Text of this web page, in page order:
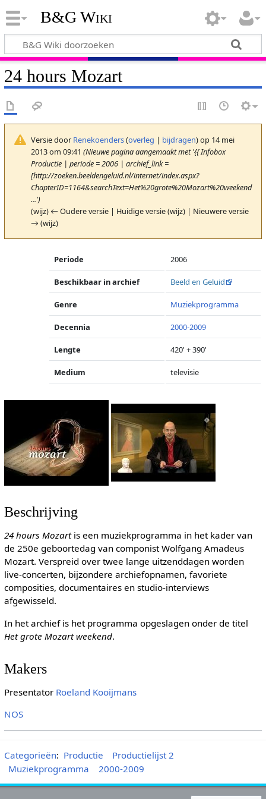
B&G Wiki
24 hours Mozart
Versie door Renekoenders(overleg | bijdragen)op 14 mei
2013 om 09:41 (Nieuwe pagina aangemaakt met '{{ Infobox
Productie | periode = 2006 | archief_link =
[http://zoeken.beeldengeluid.nl/internet/index.aspx?
ChapterID=1164&searchText=Het%20grote%20Mozart%20weekend
...')
(wijz) ← Oudere versie | Huidige versie (wijz) | Nieuwere versie
→ (wijz)
Periode 2006
Beschikbaar in archief Beeld en Geluid
Genre Muziekprogramma
Decennia 2000-2009
Lengte 420' + 390'
Medium televisie
Beschrijving
24 hours Mozartis een muziekprogramma in het kader van
de 250e geboortedag van componist Wolfgang Amadeus
Mozart. Verspreid over twee lange uitzenddagen worden
live-concerten, bijzondere archiefopnamen, favoriete
composities, documentaires en studio-interviews
afgewisseld.
In het archief is het programma opgeslagen onder de titel
Het grote Mozart weekend.
Makers
Presentator Roeland Kooijmans
NOS
Categorieën: Productie
Productielijst 2
Muziekprogramma
2000-2009